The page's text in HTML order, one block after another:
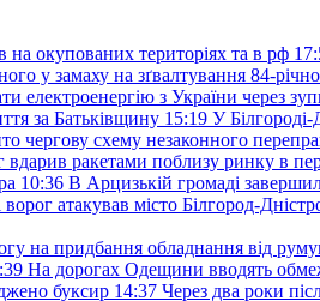
на окупованих територіях та в рф
у замаху на зґвалтування 84-
електроенергію з України через
за Батьківщину 15:19 У Білгороді-
чергову схему незаконного
вдарив ракетами поблизу ринку в
10:36 В Арцизькій громаді
атакував місто Білгород-
на придбання обладнання від
На дорогах Одещини вводять
буксир 14:37 Через два роки